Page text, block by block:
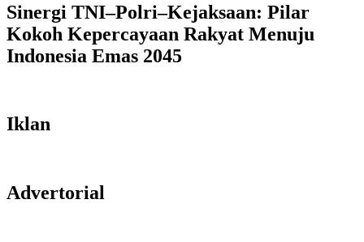
Sinergi TNI–Polri–Kejaksaan: Pilar
Kokoh Kepercayaan Rakyat Menuju
Indonesia Emas 2045
Iklan
Advertorial